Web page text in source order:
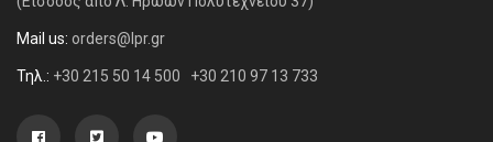
Mail us: orders@lpr.gr
Τηλ.: +30 215 50 14 500 +30 210 97 13 733